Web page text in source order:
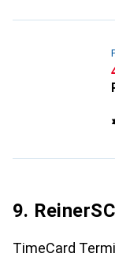
9.
TimeCard